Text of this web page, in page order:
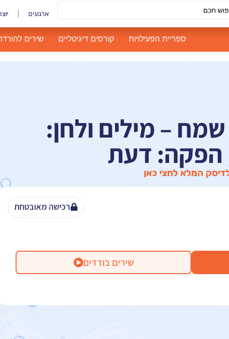
ארגונים
ספריית הפעילויות קורסים דיגיטליים שירים
– מילים ולחן:
הפקה: דעת
המלא לחצי כאן
שירים בודדים
רכישה מאובטחת